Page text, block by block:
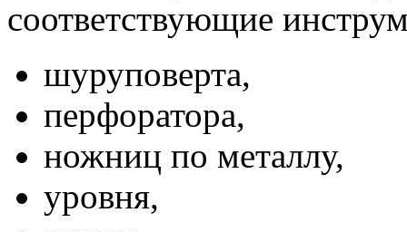
соответствующие
шуруповерта,
перфоратора,
ножниц по металлу,
уровня,